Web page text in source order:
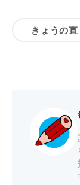
きょうの直